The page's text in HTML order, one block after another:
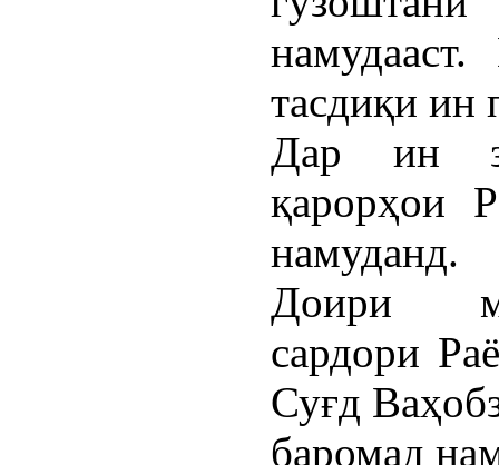
тасдиқи ин
Дар ин
қарорҳои
намуданд.
Доири
сардори
Суғд
баромад